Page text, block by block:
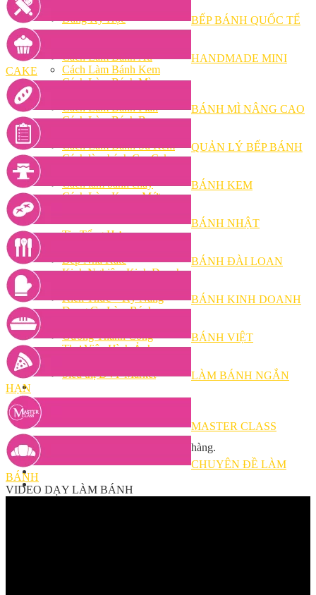
Đăng Ký Học
Công Thức
Cách Làm Bánh Âu
Cách Làm Bánh Kem
Cách Làm Bánh Mì
Cách Làm Bánh Flan
Cách Làm Bánh Bao
Cách Làm Bánh Su Kem
Cách làm bánh CupCake
Cách làm bánh chay
Cách Làm Kẹo – Mứt
Video
Tin tức
Tin Tổng Hợp
Bếp Nhà Kate
Kinh Nghiệm Kinh Doanh
Kiến Thức – Kỹ Năng
Dụng Cụ Làm Bánh
Gương Thành Công
Thư Viện Hình Ảnh
Siêu thị ĐVP Market
Chưa có sản phẩm trong giỏ hàng.
BẾP BÁNH QUỐC TẾ
HANDMADE MINI
CAKE
BÁNH MÌ NÂNG CAO
QUẢN LÝ BẾP BÁNH
BÁNH KEM
BÁNH NHẬT
BÁNH ĐÀI LOAN
BÁNH KINH DOANH
BÁNH VIỆT
LÀM BÁNH NGẮN
HẠN
MASTER CLASS
CHUYÊN ĐỀ LÀM
BÁNH
VIDEO DẠY LÀM BÁNH